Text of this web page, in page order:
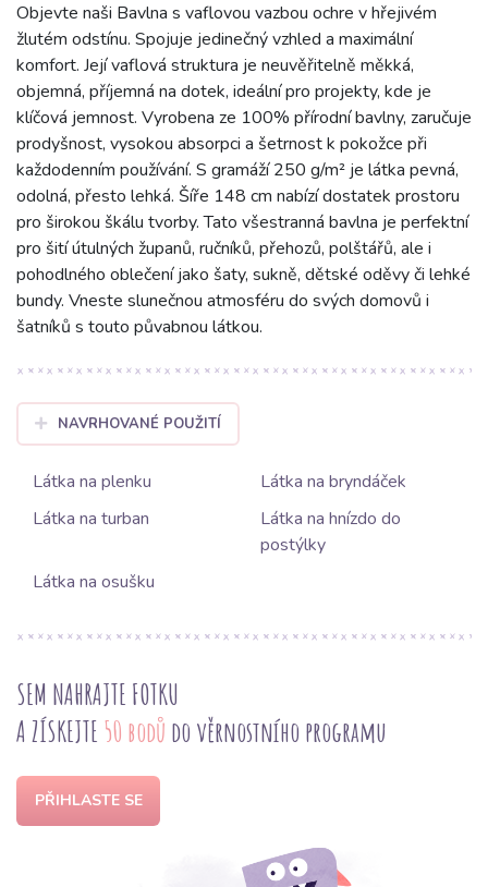
Objevte naši Bavlna s vaflovou vazbou ochre v hřejivém
žlutém odstínu. Spojuje jedinečný vzhled a maximální
komfort. Její vaflová struktura je neuvěřitelně měkká,
objemná, příjemná na dotek, ideální pro projekty, kde je
klíčová jemnost. Vyrobena ze 100% přírodní bavlny, zaručuje
prodyšnost, vysokou absorpci a šetrnost k pokožce při
každodenním používání. S gramáží 250 g/m² je látka pevná,
odolná, přesto lehká. Šíře 148 cm nabízí dostatek prostoru
pro širokou škálu tvorby. Tato všestranná bavlna je perfektní
pro šití útulných županů, ručníků, přehozů, polštářů, ale i
pohodlného oblečení jako šaty, sukně, dětské oděvy či lehké
bundy. Vneste slunečnou atmosféru do svých domovů i
šatníků s touto půvabnou látkou.
NAVRHOVANÉ POUŽITÍ
Látka na plenku
Látka na bryndáček
Látka na turban
Látka na hnízdo do
postýlky
Látka na osušku
SEM NAHRAJTE FOTKU
A ZÍSKEJTE 50 bodů do věrnostního programu
PŘIHLASTE SE